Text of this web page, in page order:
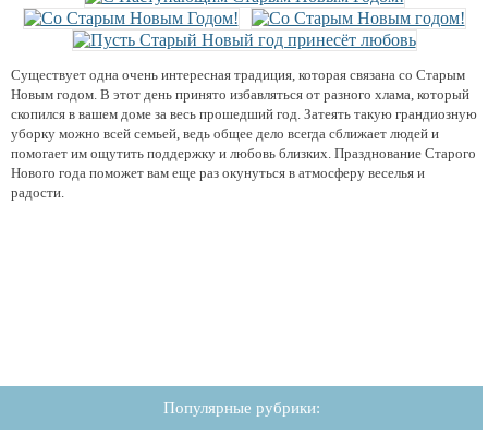
Существует одна очень интересная традиция, которая связана со Старым
Новым годом. В этот день принято избавляться от разного хлама, который
скопился в вашем доме за весь прошедший год. Затеять такую грандиозную
уборку можно всей семьей, ведь общее дело всегда сближает людей и
помогает им ощутить поддержку и любовь близких. Празднование Старого
Нового года поможет вам еще раз окунуться в атмосферу веселья и
радости.
Популярные рубрики: